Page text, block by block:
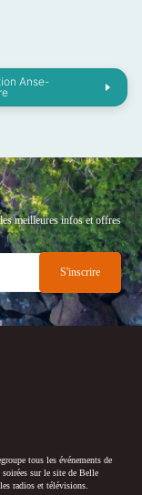
Anse-
meilleures infos et offres
tous les événements de
sur le site de Belle
radios et télévisions.